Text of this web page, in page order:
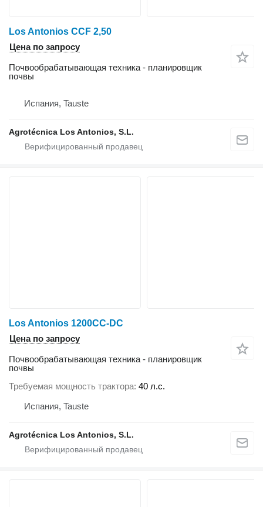
Los Antonios CCF 2,50
Цена по запросу
Почвообрабатывающая техника - планировщик
почвы
Испания, Tauste
Agrotécnica Los Antonios, S.L.
Los Antonios 1200CC-DC
Цена по запросу
Почвообрабатывающая техника - планировщик
почвы
Требуемая мощность трактора 40 л.с.
Испания, Tauste
Agrotécnica Los Antonios, S.L.